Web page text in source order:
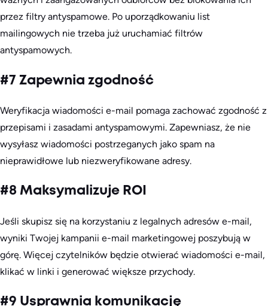
przez filtry antyspamowe. Po uporządkowaniu list
mailingowych nie trzeba już uruchamiać filtrów
antyspamowych.
#7 Zapewnia zgodność
Weryfikacja wiadomości e-mail pomaga zachować zgodność z
przepisami i zasadami antyspamowymi. Zapewniasz, że nie
wysyłasz wiadomości postrzeganych jako spam na
nieprawidłowe lub niezweryfikowane adresy.
#8 Maksymalizuje ROI
Jeśli skupisz się na korzystaniu z legalnych adresów e-mail,
wyniki Twojej kampanii e-mail marketingowej poszybują w
górę. Więcej czytelników będzie otwierać wiadomości e-mail,
klikać w linki i generować większe przychody.
#9 Usprawnia komunikację